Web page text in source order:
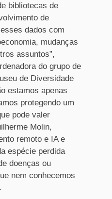
bibliotecas de
de
dados com
mudanças
assuntos”,
do grupo de
de Diversidade
estamos apenas
protegendo um
pode valer
Molin,
remoto e IA e
espécie perdida
doenças ou
nem conhecemos